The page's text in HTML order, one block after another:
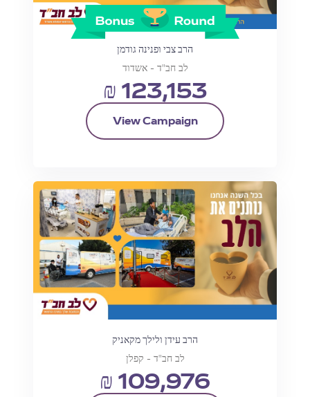
הרב צבי ופנינה גודמן
לב חב"ד - אשדוד
₪ 123,153
View Campaign
הרב עידן ולילך מקאניק
לב חב"ד - קפלן
₪ 109,976